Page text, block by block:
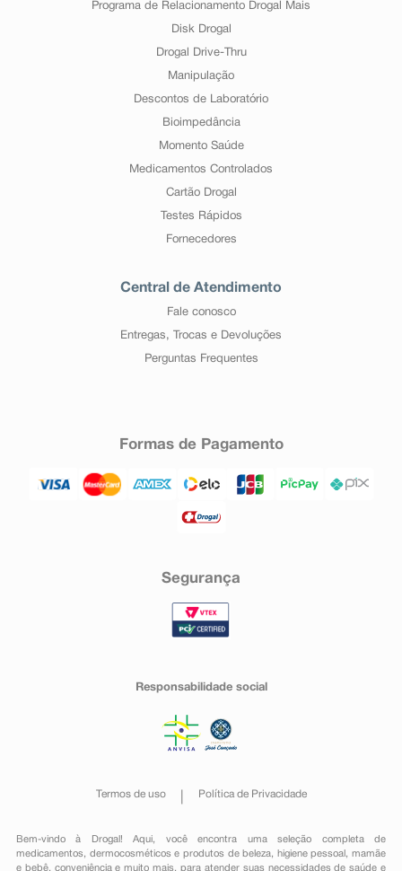
Programa de Relacionamento Drogal Mais
Disk Drogal
Drogal Drive-Thru
Manipulação
Descontos de Laboratório
Bioimpedância
Momento Saúde
Medicamentos Controlados
Cartão Drogal
Testes Rápidos
Fornecedores
Central de Atendimento
Fale conosco
Entregas, Trocas e Devoluções
Perguntas Frequentes
Formas de Pagamento
Segurança
Responsabilidade social
Termos de uso Política de Privacidade
Bem-vindo à Drogal! Aqui, você encontra uma seleção completa de
medicamentos , dermocosméticos e produtos de beleza, higiene pessoal ,mamãe
e bebê, conveniênciae muito mais, para atender suas necessidades de saúde e